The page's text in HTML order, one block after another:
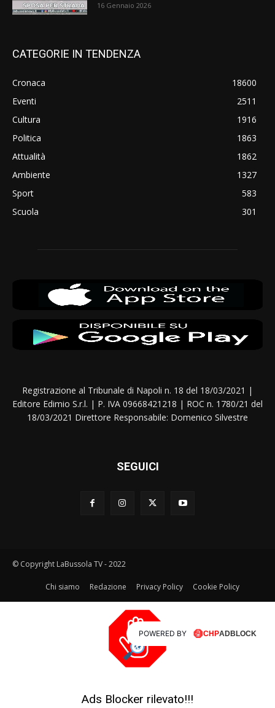
16 Gennaio 2026
CATEGORIE IN TENDENZA
Cronaca
18600
Eventi
2511
Cultura
1916
Politica
1863
Attualità
1862
Ambiente
1327
Sport
583
Scuola
301
Registrazione al Tribunale di Napoli n. 18 del 18/03/2021 |
Editore Edimio S.r.l. | P. IVA 09668421218 | ROC n. 1780/21 del
18/03/2021 Direttore Responsabile: Domenico Silvestre
SEGUICI
© Copyright LaBussola TV - 2022
Chi siamo Redazione Privacy Policy Cookie Policy
Ads Blocker rilevato!!!
POWERED BY